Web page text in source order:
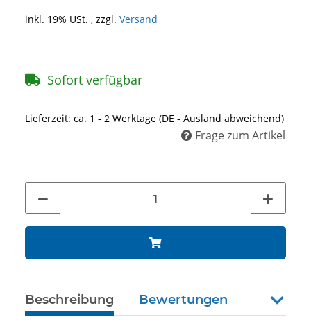
inkl. 19% USt. , zzgl. Versand
Sofort verfügbar
Lieferzeit: ca. 1 - 2 Werktage (DE - Ausland abweichend)
Frage zum Artikel
Beschreibung Bewertungen